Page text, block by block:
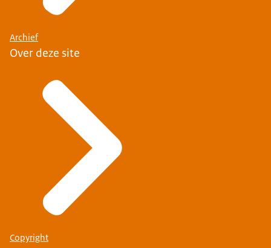
Archief
Over deze site
Copyright